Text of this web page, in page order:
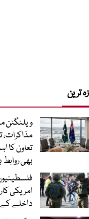
ترین
ویلنگٹن
تعاون کا
بھی روابط
امریکی
داخلے